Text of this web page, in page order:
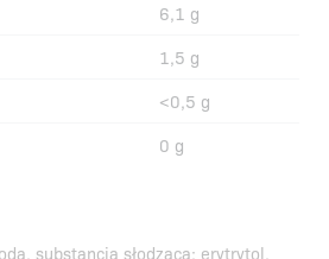
6,1 g
1,5 g
<0,5 g
0 g
substancja słodząca: erytrytol,